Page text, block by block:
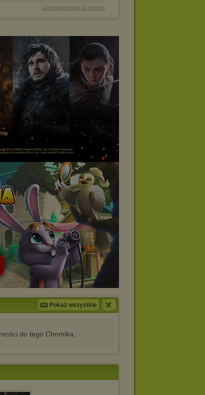
bezpośredni link do folderu
Pokaż wszystkie
do tego Chomika.